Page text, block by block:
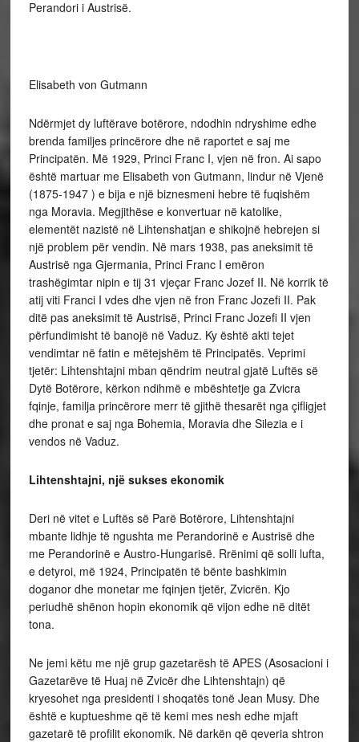
Perandori i Austrisë.
Elisabeth von Gutmann
Ndërmjet dy luftërave botërore, ndodhin ndryshime edhe
brenda familjes princërore dhe në raportet e saj me
Principatën. Më 1929, Princi Franc I, vjen në fron. Ai sapo
është martuar me Elisabeth von Gutmann, lindur në Vjenë
(1875-1947 ) e bija e një biznesmeni hebre të fuqishëm
nga Moravia. Megjithëse e konvertuar në katolike,
elementët nazistë në Lihtenshatjan e shikojnë hebrejen si
një problem për vendin. Në mars 1938, pas aneksimit të
Austrisë nga Gjermania, Princi Franc I emëron
trashëgimtar nipin e tij 31 vjeçar Franc Jozef II. Në korrik të
atij viti Franci I vdes dhe vjen në fron Franc Jozefi II. Pak
ditë pas aneksimit të Austrisë, Princi Franc Jozefi II vjen
përfundimisht të banojë në Vaduz. Ky është akti tejet
vendimtar në fatin e mëtejshëm të Principatës. Veprimi
tjetër: Lihtenshtajni mban qëndrim neutral gjatë Luftës së
Dytë Botërore, kërkon ndihmë e mbështetje ga Zvicra
fqinje, familja princërore merr të gjithë thesarët nga çifligjet
dhe pronat e saj nga Bohemia, Moravia dhe Silezia e i
vendos në Vaduz.
Lihtenshtajni, një sukses ekonomik
Deri në vitet e Luftës së Parë Botërore, Lihtenshtajni
mbante lidhje të ngushta me Perandorinë e Austrisë dhe
me Perandorinë e Austro-Hungarisë. Rrënimi që solli lufta,
e detyroi, më 1924, Principatën të bënte bashkimin
doganor dhe monetar me fqinjen tjetër, Zvicrën. Kjo
periudhë shënon hopin ekonomik që vijon edhe në ditët
tona.
Ne jemi këtu me një grup gazetarësh të APES (Asosacioni i
Gazetarëve të Huaj në Zvicër dhe Lihtenshtajn) që
kryesohet nga presidenti i shoqatës tonë Jean Musy. Dhe
është e kuptueshme që të kemi mes nesh edhe mjaft
gazetarë të profilit ekonomik. Në darkën që qeveria shtron